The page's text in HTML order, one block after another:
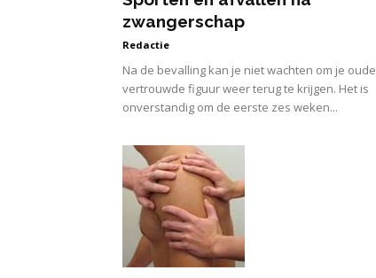
zwangerschap
Redactie
Na de bevalling kan je niet wachten om je oude
vertrouwde figuur weer terug te krijgen. Het is
onverstandig om de eerste zes weken...